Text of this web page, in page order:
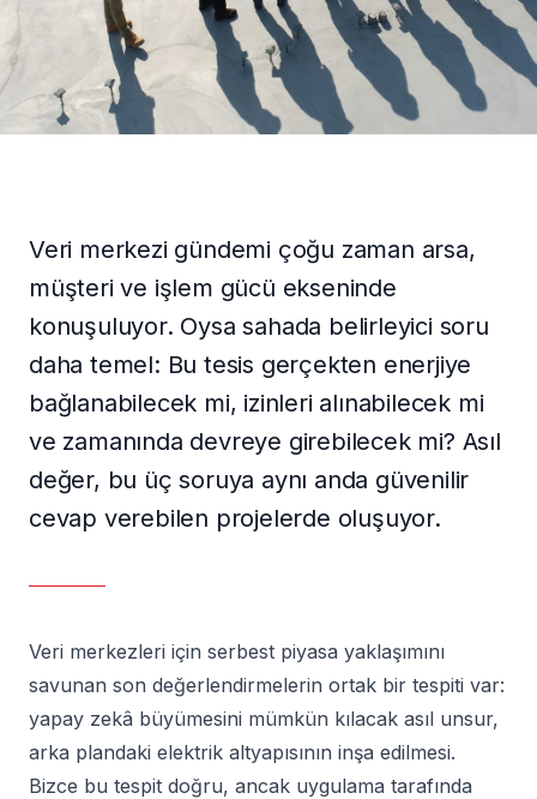
ENGLISH
İLETIŞIME GEÇ
Veri merkezi gündemi çoğu zaman arsa,
müşteri ve işlem gücü ekseninde
konuşuluyor. Oysa sahada belirleyici soru
daha temel: Bu tesis gerçekten enerjiye
bağlanabilecek mi, izinleri alınabilecek mi
ve zamanında devreye girebilecek mi? Asıl
değer, bu üç soruya aynı anda güvenilir
cevap verebilen projelerde oluşuyor.
Veri merkezleri için serbest piyasa yaklaşımını
savunan son değerlendirmelerin ortak bir tespiti var:
yapay zekâ büyümesini mümkün kılacak asıl unsur,
arka plandaki elektrik altyapısının inşa edilmesi.
Bizce bu tespit doğru, ancak uygulama tarafında